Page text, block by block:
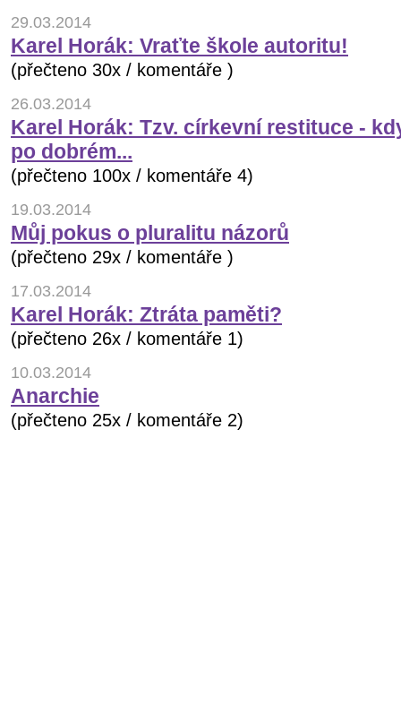
29.03.2014
Karel Horák: Vraťte škole autoritu!
(přečteno 30x / komentáře )
26.03.2014
Karel Horák: Tzv. církevní restituce -
po dobrém...
(přečteno 100x / komentáře 4)
19.03.2014
Můj pokus o pluralitu názorů
(přečteno 29x / komentáře )
17.03.2014
Karel Horák: Ztráta paměti?
(přečteno 26x / komentáře 1)
10.03.2014
Anarchie
(přečteno 25x / komentáře 2)